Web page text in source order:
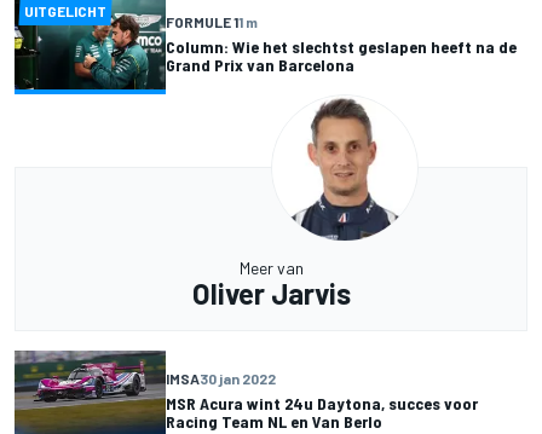
UITGELICHT
FORMULE 11 m
Column: Wie het slechtst geslapen heeft na de
Grand Prix van Barcelona
Meer van
Oliver Jarvis
IMSA30 jan 2022
MSR Acura wint 24u Daytona, succes voor
Racing Team NL en Van Berlo